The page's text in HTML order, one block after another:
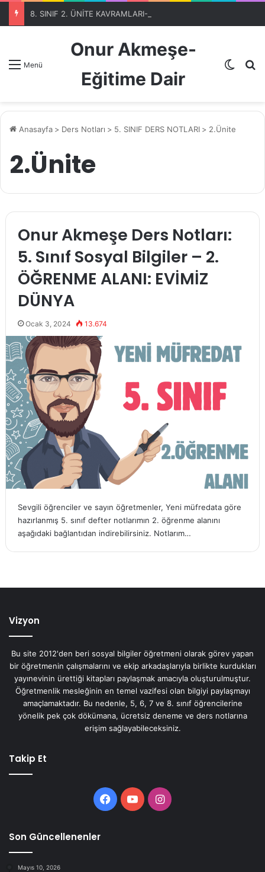
Menü
Onur Akmeşe-
Eğitime Dair
Dış
Anasayfa > Ders Notları > 5. SINIF DERS NOTLARI > 2.Ünite
2.Ünite
Onur Akmeşe Ders Notları:
5. Sınıf Sosyal Bilgiler – 2.
ÖĞRENME ALANI: EVİMİZ
DÜNYA
Ocak 3, 2024 13.674
Sevgili öğrenciler ve sayın öğretmenler, Yeni müfredata göre
hazırlanmış 5. sınıf defter notlarımın 2. öğrenme alanını
aşağıdaki bağlantıdan indirebilirsiniz. Notlarım…
Vizyon
Bu site 2012'den beri sosyal bilgiler öğretmeni olarak görev yapan
bir öğretmenin çalışmalarını ve ekip arkadaşlarıyla birlikte kurdukları
yayınevinin ürettiği kitapları paylaşmak amacıyla oluşturulmuştur.
Öğretmenlik mesleğinin en temel vazifesi olan bilgiyi paylaşmayı
amaçlamaktadır. Bu nedenle, 5, 6, 7 ve 8. sınıf öğrencilerine
yönelik pek çok dökümana, ücretsiz deneme ve ders notlarına
erişim sağlayabileceksiniz.
Takip Et
Facebook
YouTubeInstagram
Son Güncellenenler
Mayıs 10, 2026